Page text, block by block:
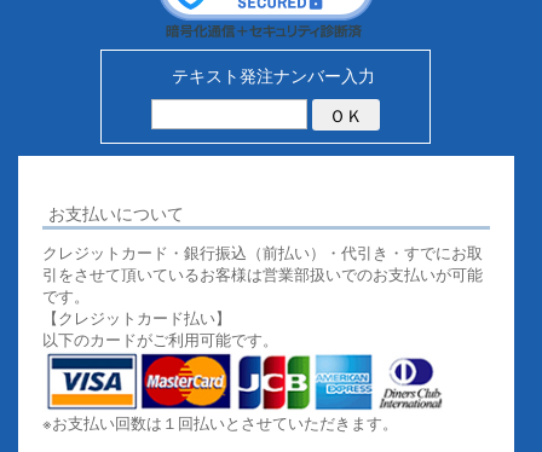
テキスト発注ナンバー入力
お支払いについて
クレジットカード・銀行振込（前払い）・代引き・すでにお取
引をさせて頂いているお客様は営業部扱いでのお支払いが可能
です。
【クレジットカード払い】
以下のカードがご利用可能です。
※お支払い回数は１回払いとさせていただきます。